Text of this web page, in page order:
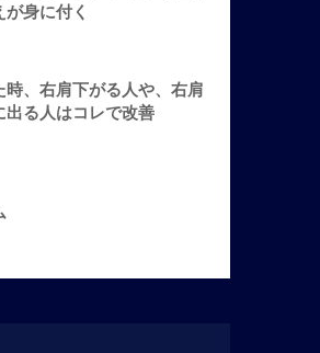
が身に付く
時、右肩下がる人や、右肩
出る人はコレで改善